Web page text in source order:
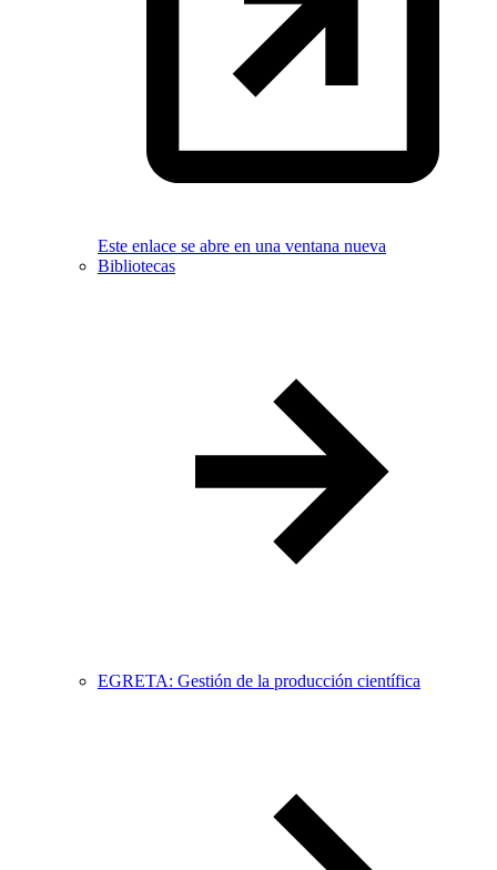
Este enlace se abre en una ventana nueva
Bibliotecas
EGRETA: Gestión de la producción científica